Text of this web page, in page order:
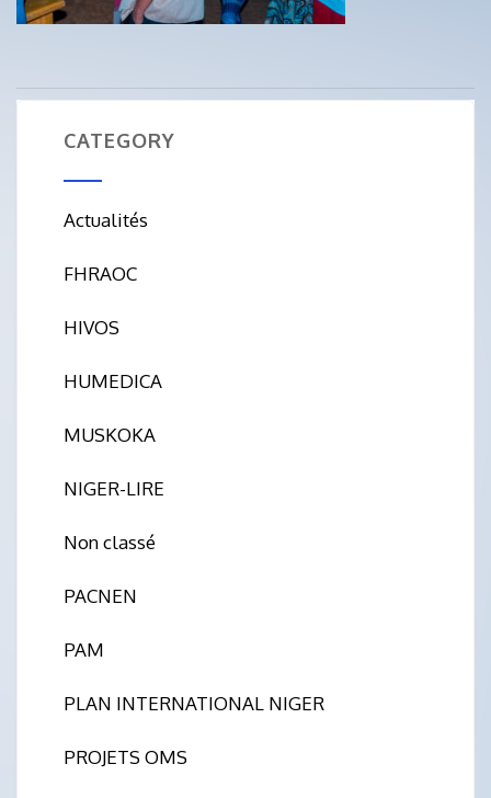
CATEGORY
Actualités
FHRAOC
HIVOS
HUMEDICA
MUSKOKA
NIGER-LIRE
Non classé
PACNEN
PAM
PLAN INTERNATIONAL NIGER
PROJETS OMS